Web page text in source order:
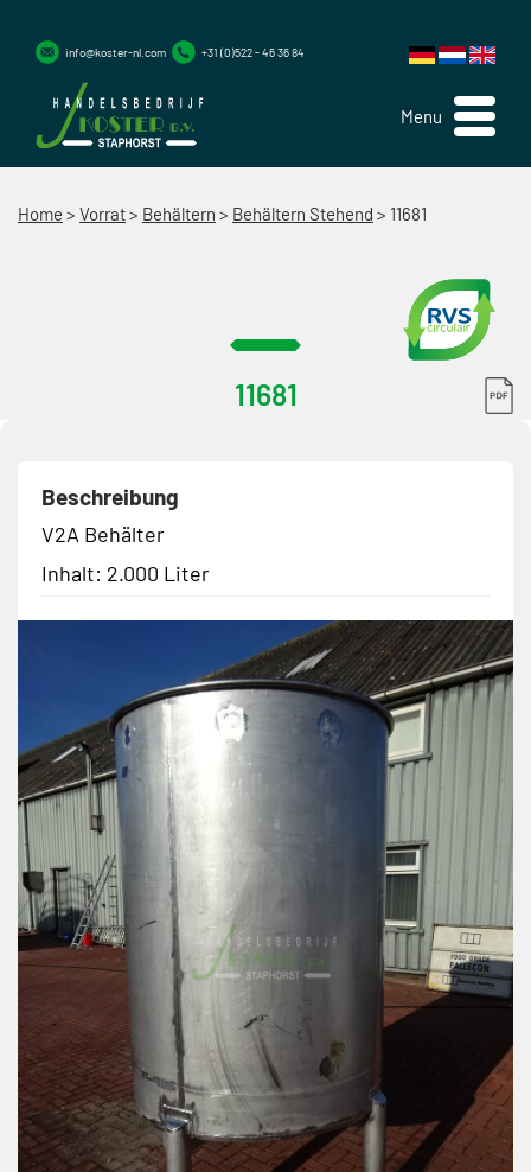
Menu
info@koster-nl.com +31 (0)522 - 46 36 84
Home > Vorrat> Behältern > Behältern Stehend > 11681
11681
Beschreibung
V2A Behälter
Inhalt: 2.000 Liter